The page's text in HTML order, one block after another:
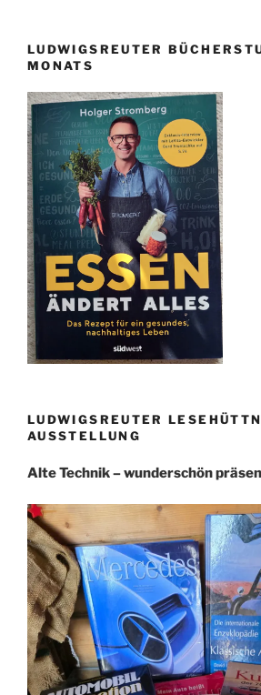
LUDWIGSREUTER
MONATS
LUDWIGSREUTER
AUSSTELLUNG
Alte Technik – wunderschön